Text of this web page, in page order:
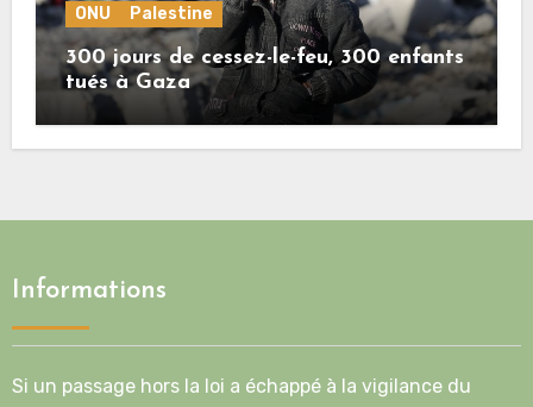
ONU Palestine
300 jours de cessez-le-feu, 300 enfants
tués à Gaza
Informations
Si un passage hors la loi a échappé à la vigilance du